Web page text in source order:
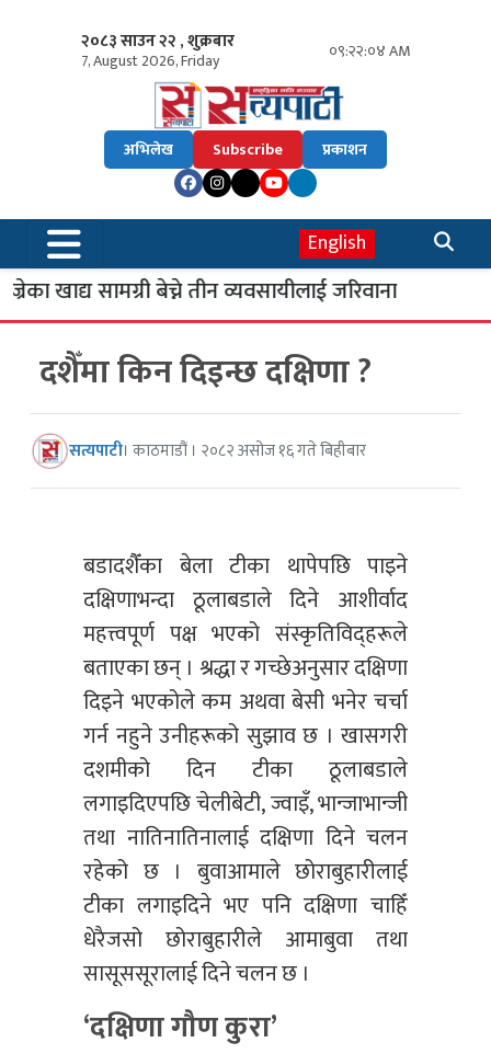
२०८३ साउन २२ , शुक्रबार
7, August 2026, Friday ०९:२२:०५ AM
अभिलेख Subscribe प्रकाशन
English
खाद्य सामग्री बेच्ने तीन व्यवसायीलाई जरिवाना
दशैँमा किन दिइन्छ दक्षिणा ?
सत्यपाटी। काठमाडौं । २०८२ असोज १६ गते बिहीबार
बडादशैँका बेला टीका थापेपछि पाइने
दक्षिणाभन्दा ठूलाबडाले दिने आशीर्वाद
महत्त्वपूर्ण पक्ष भएको संस्कृतिविद्हरूले
बताएका छन् । श्रद्धा र गच्छेअनुसार दक्षिणा
दिइने भएकोले कम अथवा बेसी भनेर चर्चा
गर्न नहुने उनीहरूको सुझाव छ । खासगरी
दशमीको दिन टीका ठूलाबडाले
लगाइदिएपछि चेलीबेटी, ज्वाइँ, भान्जाभान्जी
तथा नातिनातिनालाई दक्षिणा दिने चलन
रहेको छ । बुवाआमाले छोराबुहारीलाई
टीका लगाइदिने भए पनि दक्षिणा चाहिँ
धेरैजसो छोराबुहारीले आमाबुवा तथा
सासूससूरालाई दिने चलन छ ।
‘दक्षिणा गौण कुरा’